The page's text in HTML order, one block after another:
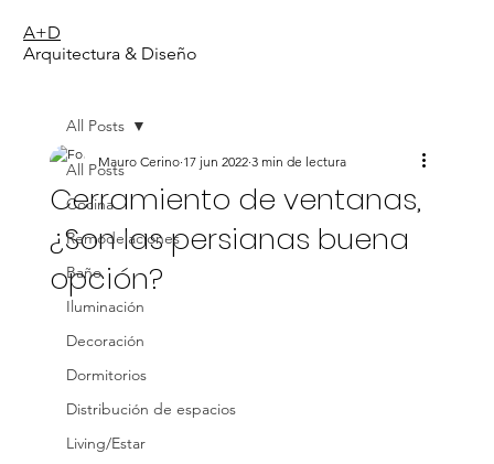
Arquitectura & Diseño
A+D
All Posts
Cocina
Remodelaciones
Baño
Iluminación
Decoración
Dormitorios
Distribución de espacios
Living/Estar
All Posts
Cerramiento de ventanas,
¿Son las persianas buena
opción?
Mauro Cerino 17 jun 2022 3 min de lectura